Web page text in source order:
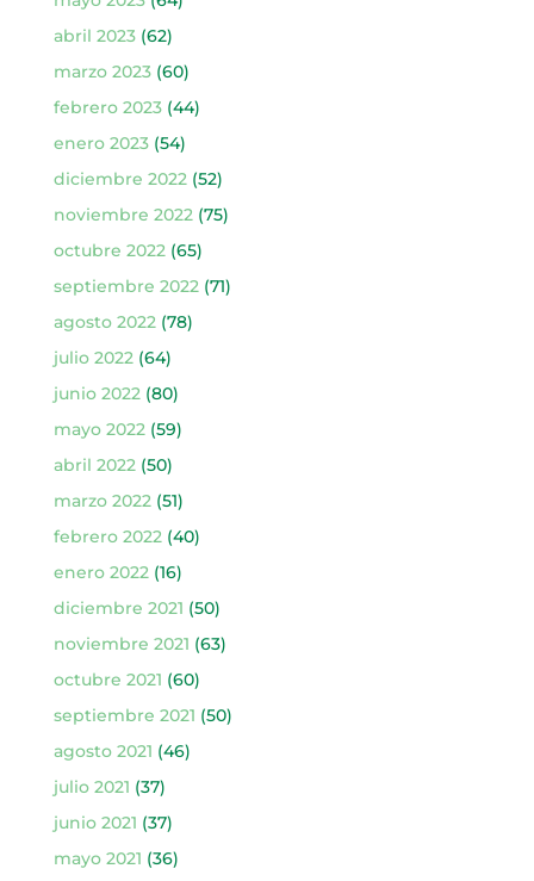
abril 2023(62)
marzo 2023(60)
febrero 2023(44)
enero 2023(54)
diciembre 2022 (52)
noviembre 2022 (75)
octubre 2022 (65)
septiembre 2022 (71)
agosto 2022 (78)
julio 2022 (64)
junio 2022 (80)
mayo 2022 (59)
abril 2022 (50)
marzo 2022 (51)
febrero 2022 (40)
enero 2022 (16)
diciembre 2021 (50)
noviembre 2021 (63)
octubre 2021 (60)
septiembre 2021 (50)
agosto 2021 (46)
julio 2021 (37)
junio 2021 (37)
mayo 2021 (36)